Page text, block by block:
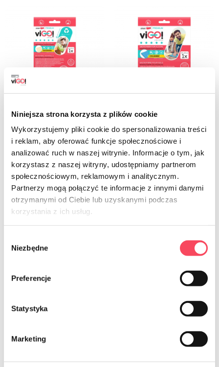
Niniejsza strona korzysta z plików cookie
Wykorzystujemy pliki cookie do spersonalizowania treści
i reklam, aby oferować funkcje społecznościowe i
analizować ruch w naszej witrynie. Informacje o tym, jak
korzystasz z naszej witryny, udostępniamy partnerom
społecznościowym, reklamowym i analitycznym.
Partnerzy mogą połączyć te informacje z innymi danymi
otrzymanymi od Ciebie lub uzyskanymi podczas
korzystania z ich usług.
zgody
Niezbędne
Preferencje
Statystyka
Marketing
7733205
viGO! Paño microfibra RECICLADO
1ud.
9,99 złbrutto
7733210
viGO! Paño de microfibra Premium
para suelos, 1 pieza
9,99 złbrutto
- +
7733340
para equipos RTV, 3 piezas